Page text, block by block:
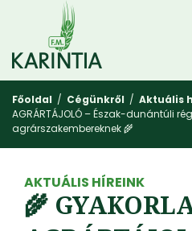
Főoldal / Cégünkről / Aktuális
AGRÁRTÁJOLÓ – Észak-dunántúli
agrárszakembereknek 🌾
AKTUÁLIS HÍREINK
🌾